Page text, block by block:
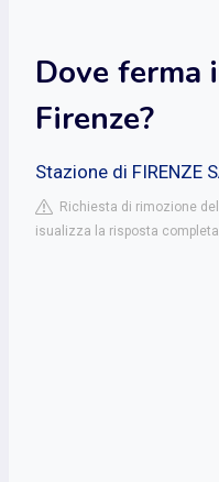
Dove ferma
Firenze?
Stazione di FIRENZE
Richiesta di rimozione
isualizza la risposta